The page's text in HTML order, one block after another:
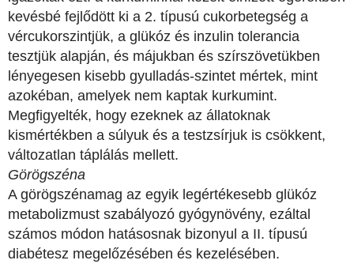
kevésbé fejlődött ki a 2. típusú cukorbetegség a
vércukorszintjük, a glükóz és inzulin tolerancia
tesztjük alapján, és májukban és szírszövetükben
lényegesen kisebb gyulladás-szintet mértek, mint
azokéban, amelyek nem kaptak kurkumint.
Megfigyelték, hogy ezeknek az állatoknak
kismértékben a súlyuk és a testzsírjuk is csökkent,
változatlan táplálás mellett.
Görögszéna
A görögszénamag az egyik legértékesebb glükóz
metabolizmust szabályozó gyógynövény, ezáltal
számos módon hatásosnak bizonyul a II. típusú
diabétesz megelőzésében és kezelésében.